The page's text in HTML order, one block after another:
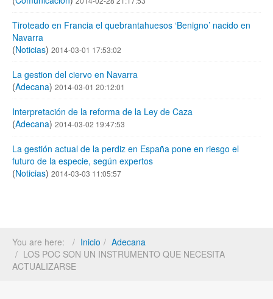
Tiroteado en Francia el quebrantahuesos ‘Benigno’ nacido en
Navarra
(Noticias) 2014-03-01 17:53:02
La gestion del ciervo en Navarra
(Adecana) 2014-03-01 20:12:01
Interpretación de la reforma de la Ley de Caza
(Adecana) 2014-03-02 19:47:53
La gestión actual de la perdiz en España pone en riesgo el
futuro de la especie, según expertos
(Noticias) 2014-03-03 11:05:57
You are here: Inicio
Adecana
LOS POC SON UN INSTRUMENTO QUE NECESITA
ACTUALIZARSE